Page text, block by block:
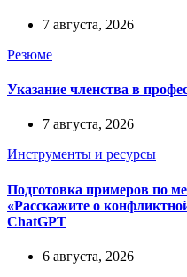
7 августа, 2026
Резюме
Указание членства в
7 августа, 2026
Инструменты и ресурсы
Подготовка примеров по
«Расскажите о
ChatGPT
6 августа, 2026